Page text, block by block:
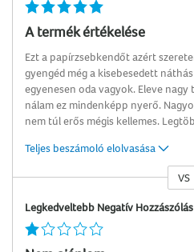
A termék értékelése
Ezt a papírzsebkendőt azért
gyengéd még a kisebesedett
egyenesen oda vagyok. Eleve
nálam ez mindenképp nyerő.
nem túl erős mégis kellemes.
Teljes beszámoló elolvasása
VS
Legkedveltebb Negatív Hozzászólás